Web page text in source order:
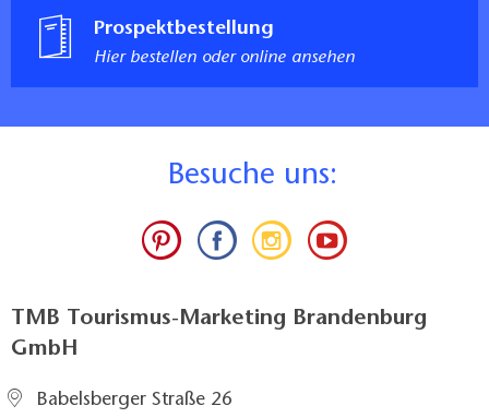
Prospektbestellung
Hier bestellen oder online ansehen
Besuche uns:
TMB Tourismus-Marketing Brandenburg
GmbH
Babelsberger Straße 26